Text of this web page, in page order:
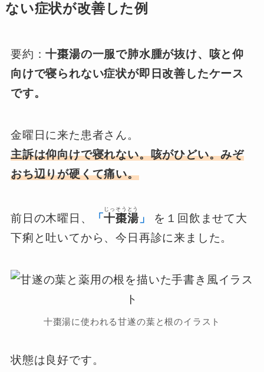
ない症状が改善した例
要約：十棗湯の一服で肺水腫が抜け、咳と仰
向けで寝られない症状が即日改善したケース
です。
金曜日に来た患者さん。
主訴は仰向けで寝れない。咳がひどい。みぞ
おち辺りが硬くて痛い。
前日の木曜日、 「十棗湯
じっそうとう
」
を１回飲ませて大
下痢と吐いてから、今日再診に来ました。
十棗湯に使われる甘遂の葉と根のイラスト
状態は良好です。